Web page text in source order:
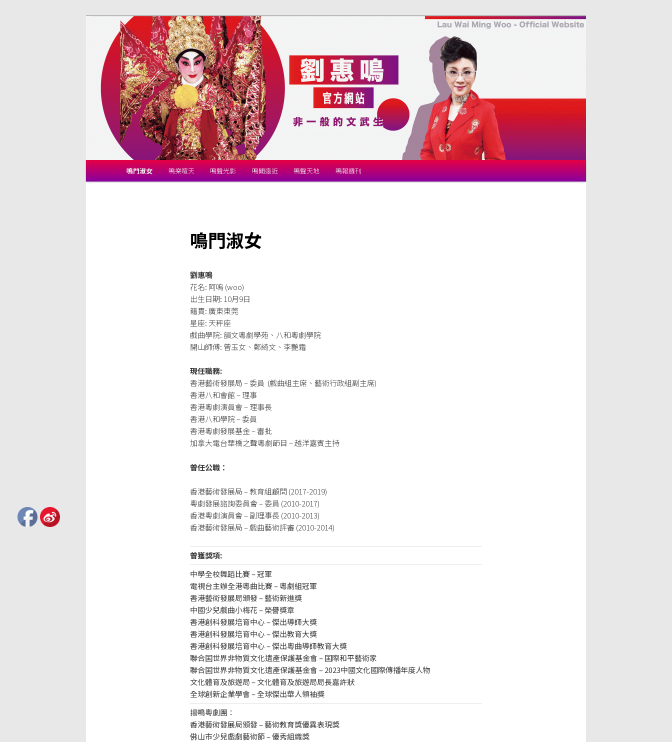
劉惠鳴官方網站
揚鳴粵劇團
主
要
鳴門淑女 鳴樂喧天 鳴聲光影 鳴聞遠近 鳴聲天地 鳴報週刊
鳴門淑女
劉惠鳴
花名: 阿嗚 (woo)
出生日期: 10月9日
籍貫: 廣東東莞
星座: 天秤座
戲曲學院: 韻文粵劇學苑、八和粵劇學院
開山師傅: 曾玉女、鄭綺文、李艷霜
現任職務:
香港藝術發展局 – 委員 (戲曲組主席、藝術行政組副主席)
香港八和會館 – 理事
香港粵劇演員會 – 理事長
香港八和學院 – 委員
香港粵劇發展基金 – 審批
加拿大電台華橋之聲粵劇節目 – 越洋嘉賓主持
曾任公職：
香港藝術發展局 – 教育組顧問 (2017-2019)
粵劇發展諮詢委員會 – 委員 (2010-2017)
香港粵劇演員會 – 副理事長 (2010-2013)
香港藝術發展局 – 戲曲藝術評審 (2010-2014)
曾獲獎項:
中學全校舞蹈比賽 – 冠軍
電視台主辦全港粵曲比賽 – 粵劇組冠軍
香港藝術發展局頒發 – 藝術新進獎
中國少兒戲曲小梅花 – 榮譽獎章
香港創科發展培育中心 – 傑出導師大獎
香港創科發展培育中心 – 傑出教育大獎
香港創科發展培育中心 – 傑出粵曲導師教育大獎
聯合囯世界非物質文化遺產保護基金會 – 囯際和平藝術家
聯合囯世界非物質文化遺產保護基金會 – 2023中國文化國際傳播年度人物
文化體育及旅遊局 – 文化體育及旅遊局局長嘉許狀
全球創新企業學會 – 全球傑出華人領袖獎
揚鳴粵劇團：
香港藝術發展局頒發 – 藝術教育獎優異表現獎
佛山市少兒戲劇藝術節 – 優秀組織獎